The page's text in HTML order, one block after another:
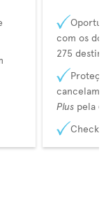
com os
275
Plus pela
Check-